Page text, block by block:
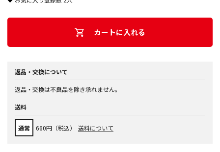
カートに入れる
返品・交換について
返品・交換は不良品を除き承れません。
送料
通常 660円（税込） 送料について